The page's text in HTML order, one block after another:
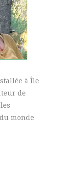
à Île
de
monde